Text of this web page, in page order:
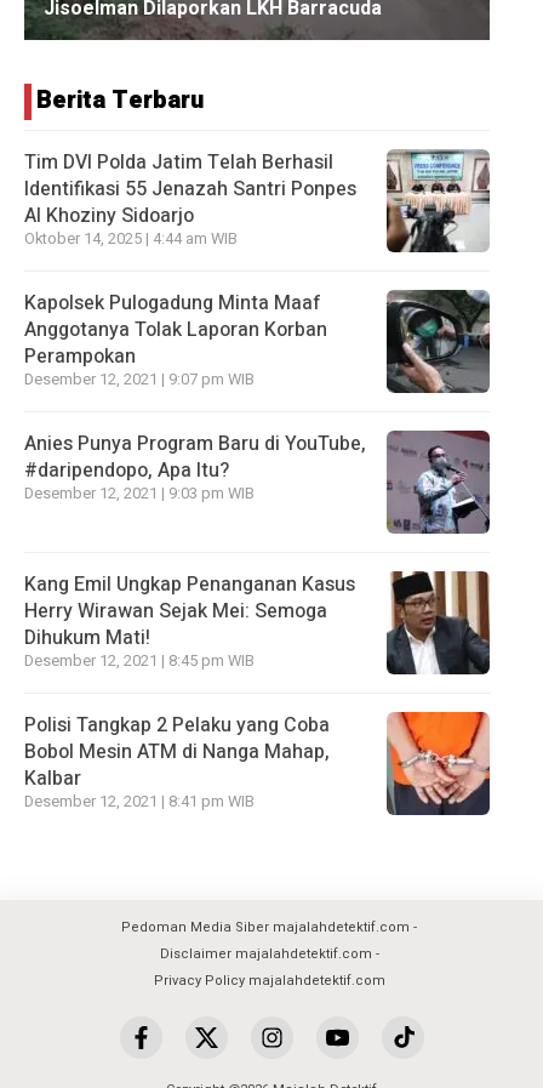
Berita Terbaru
Tim DVI Polda Jatim Telah Berhasil
Identifikasi 55 Jenazah Santri Ponpes
Al Khoziny Sidoarjo
Oktober 14, 2025 | 4:44 am WIB
Kapolsek Pulogadung Minta Maaf
Anggotanya Tolak Laporan Korban
Perampokan
Desember 12, 2021 | 9:07 pm WIB
Anies Punya Program Baru di YouTube,
#daripendopo, Apa Itu?
Desember 12, 2021 | 9:03 pm WIB
Kang Emil Ungkap Penanganan Kasus
Herry Wirawan Sejak Mei: Semoga
Dihukum Mati!
Desember 12, 2021 | 8:45 pm WIB
Polisi Tangkap 2 Pelaku yang Coba
Bobol Mesin ATM di Nanga Mahap,
Kalbar
Desember 12, 2021 | 8:41 pm WIB
Pedoman Media Siber majalahdetektif.com
Disclaimer majalahdetektif.com
Privacy Policy majalahdetektif.com